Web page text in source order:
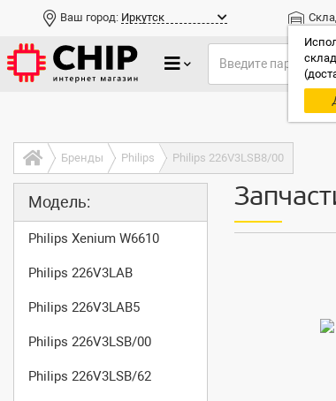
Ваш город: Иркутск
Бренды Philips Philips 226V3LSB8/00
Модель:
Philips Xenium W6610
Philips 226V3LAB
Philips 226V3LAB5
Philips 226V3LSB/00
Philips 226V3LSB/62